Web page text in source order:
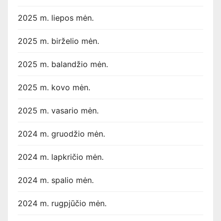
2025 m. liepos mėn.
2025 m. birželio mėn.
2025 m. balandžio mėn.
2025 m. kovo mėn.
2025 m. vasario mėn.
2024 m. gruodžio mėn.
2024 m. lapkričio mėn.
2024 m. spalio mėn.
2024 m. rugpjūčio mėn.